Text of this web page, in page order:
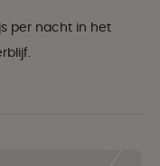
per nacht in het